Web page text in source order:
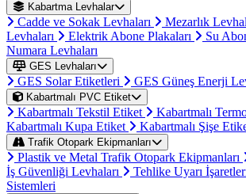
Kabartma Levhalar
Cadde ve Sokak Levhaları Mezarlık
Levhaları
Elektrik Abone Plakaları Su
Numara Levhaları
GES Levhaları
GES Solar Etiketleri GES Güneş Enerji
Kabartmalı PVC Etiket
Kabartmalı Tekstil Etiket
Kabartmalı
Kabartmalı Kupa Etiket
Kabartmalı Şişe
Trafik Otopark Ekipmanları
Plastik ve Metal Trafik Otopark Ekipmanları
İş Güvenliği Levhaları
Tehlike Uyarı
Sistemleri